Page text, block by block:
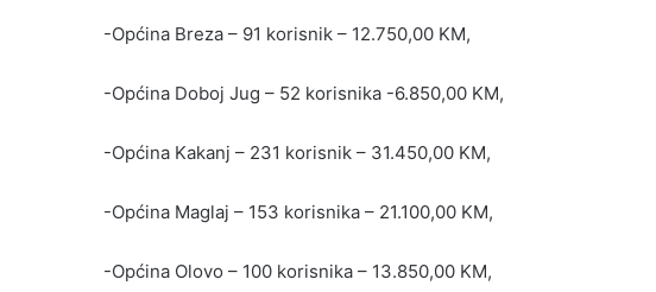
-Općina Breza – 91 korisnik – 12.750,00 KM,
-Općina Doboj Jug – 52 korisnika -6.850,00 KM,
-Općina Kakanj – 231 korisnik – 31.450,00 KM,
-Općina Maglaj – 153 korisnika – 21.100,00 KM,
-Općina Olovo – 100 korisnika – 13.850,00 KM,